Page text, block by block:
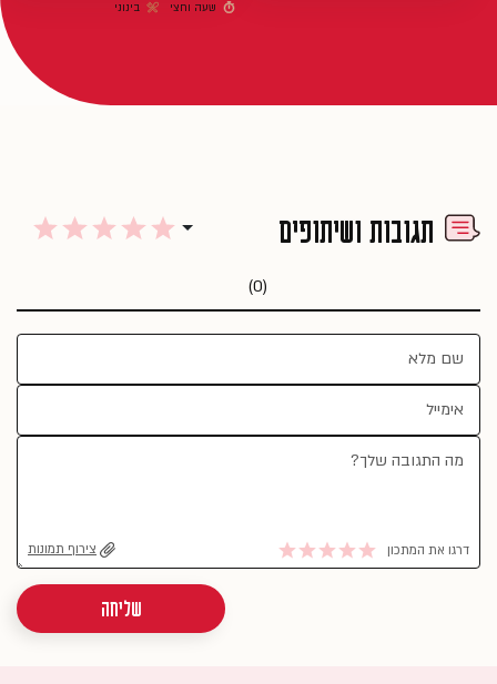
זמן הכנה
שעה וחצי
רמת קושי
בינוני
תגובות ושיתופים
(0)
דרגו את המתכון צירוף תמונות
שליחה